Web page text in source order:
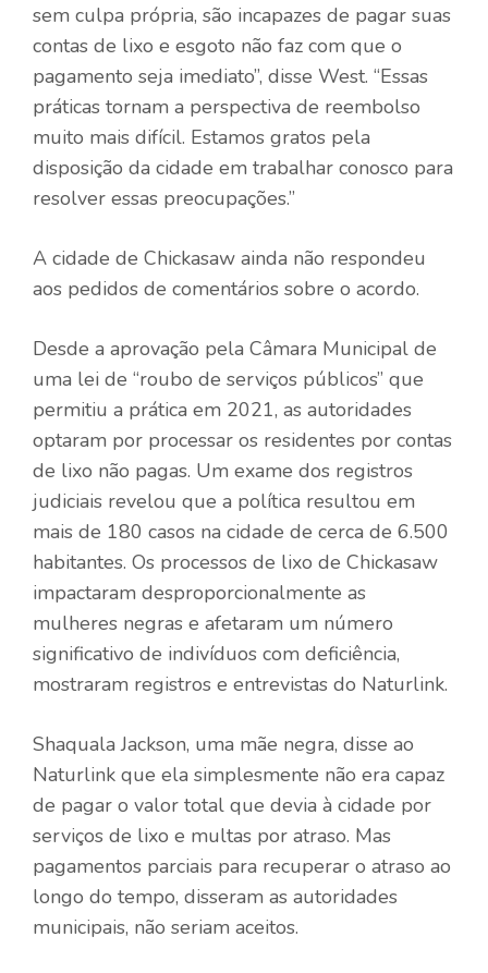
sem culpa própria, são incapazes de pagar suas
contas de lixo e esgoto não faz com que o
pagamento seja imediato”, disse West. “Essas
práticas tornam a perspectiva de reembolso
muito mais difícil. Estamos gratos pela
disposição da cidade em trabalhar conosco para
resolver essas preocupações.”
A cidade de Chickasaw ainda não respondeu
aos pedidos de comentários sobre o acordo.
Desde a aprovação pela Câmara Municipal de
uma lei de “roubo de serviços públicos” que
permitiu a prática em 2021, as autoridades
optaram por processar os residentes por contas
de lixo não pagas. Um exame dos registros
judiciais revelou que a política resultou em
mais de 180 casos na cidade de cerca de 6.500
habitantes. Os processos de lixo de Chickasaw
impactaram desproporcionalmente as
mulheres negras e afetaram um número
significativo de indivíduos com deficiência,
mostraram registros e entrevistas do Naturlink.
Shaquala Jackson, uma mãe negra, disse ao
Naturlink que ela simplesmente não era capaz
de pagar o valor total que devia à cidade por
serviços de lixo e multas por atraso. Mas
pagamentos parciais para recuperar o atraso ao
longo do tempo, disseram as autoridades
municipais, não seriam aceitos.